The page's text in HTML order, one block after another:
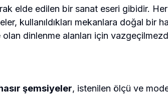
elde edilen bir sanat eseri gibidir.
kullanıldıkları mekanlara doğal bir
dinlenme alanları için
şemsiyeler, istenilen ölçü ve